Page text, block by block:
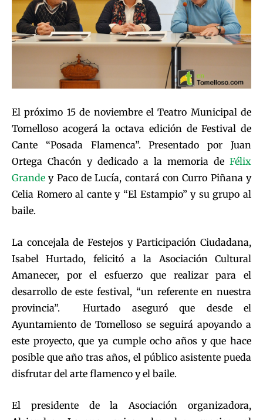
El próximo 15 de noviembre el Teatro Municipal de
Tomelloso acogerá la octava edición de Festival de
Cante “Posada Flamenca”. Presentado por Juan
Ortega Chacón y dedicado a la memoria de Félix
Grande y Paco de Lucía, contará con Curro Piñana y
Celia Romero al cante y “El Estampio” y su grupo al
baile.
La concejala de Festejos y Participación Ciudadana,
Isabel Hurtado, felicitó a la Asociación Cultural
Amanecer, por el esfuerzo que realizar para el
desarrollo de este festival, “un referente en nuestra
provincia”. Hurtado aseguró que desde el
Ayuntamiento de Tomelloso se seguirá apoyando a
este proyecto, que ya cumple ocho años y que hace
posible que año tras años, el público asistente pueda
disfrutar del arte flamenco y el baile.
El presidente de la Asociación organizadora,